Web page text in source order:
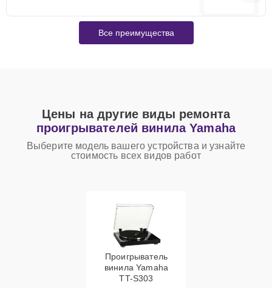
Все преимущества
Цены на другие виды ремонта
проигрывателей винила Yamaha
Выберите модель вашего устройства и узнайте
стоимость всех видов работ
Проигрыватель
винила Yamaha
TT-S303